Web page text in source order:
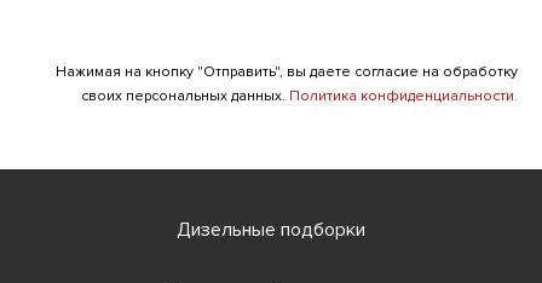
Нажимая на кнопку "Отправить", вы даете согласие на обработку
своих персональных данных. Политика конфиденциальности.
Дизельные подборки